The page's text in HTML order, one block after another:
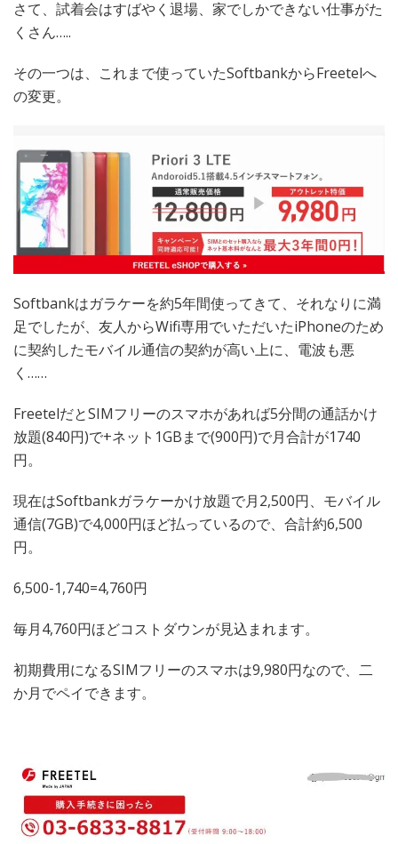
さて、試着会はすばやく退場、家でしかできない仕事がた
くさん…..
その一つは、これまで使っていたSoftbankからFreetelへ
の変更。
Softbankはガラケーを約5年間使ってきて、それなりに満
足でしたが、友人からWifi専用でいただいたiPhoneのため
に契約したモバイル通信の契約が高い上に、電波も悪
く……
FreetelだとSIMフリーのスマホがあれば5分間の通話かけ
放題(840円)で+ネット1GBまで(900円)で月合計が1740
円。
現在はSoftbankガラケーかけ放題で月2,500円、モバイル
通信(7GB)で4,000円ほど払っているので、合計約6,500
円。
6,500-1,740=4,760円
毎月4,760円ほどコストダウンが見込まれます。
初期費用になるSIMフリーのスマホは9,980円なので、二
か月でペイできます。